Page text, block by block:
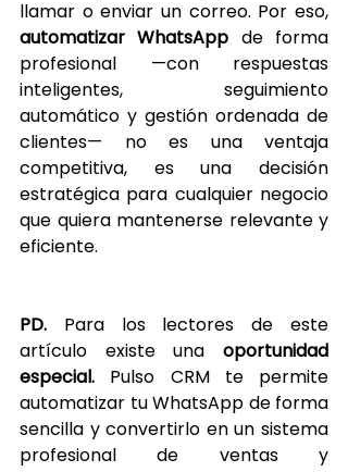
automatizar WhatsApp de forma
profesional —con respuestas
inteligentes, seguimiento
automático y gestión ordenada de
clientes— no es una ventaja
competitiva, es una decisión
estratégica para cualquier negocio
que quiera mantenerse relevante y
eficiente.
PD. Para los lectores de este
artículo existe una oportunidad
especial. Pulso CRM te permite
automatizar tu WhatsApp de forma
sencilla y convertirlo en un sistema
profesional de ventas y